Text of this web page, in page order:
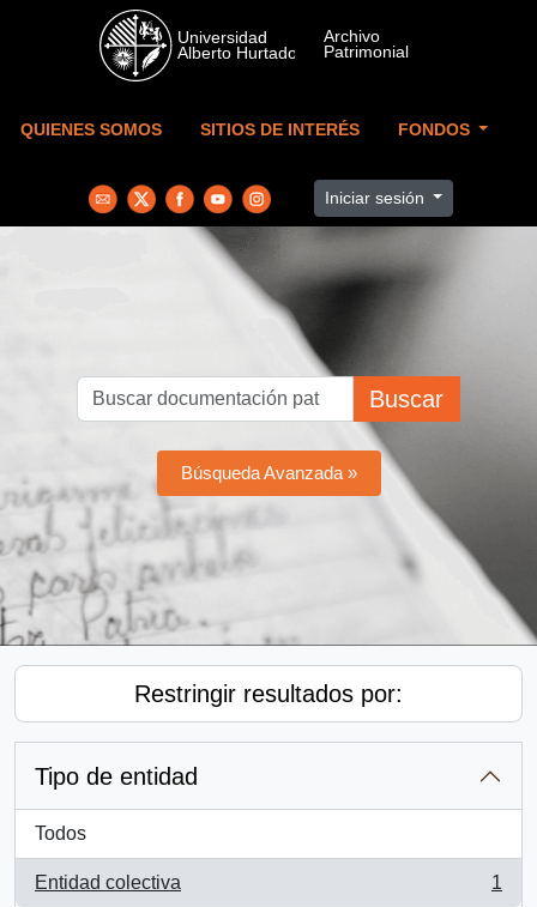
Skip to main content
QUIENES SOMOS SITIOS DE INTERÉS FONDOS
Iniciar sesión
Buscar
Búsqueda Avanzada »
Restringir resultados por:
Tipo de entidad
Todos
Entidad colectiva
, 1 resultados
1